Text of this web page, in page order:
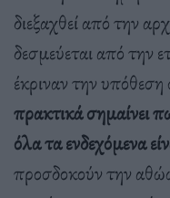
διεξαχθεί από την
δεσμεύεται από την
έκριναν την
πρακτικά σημαίνει
όλα τα ενδεχόμενα
προσδοκούν την